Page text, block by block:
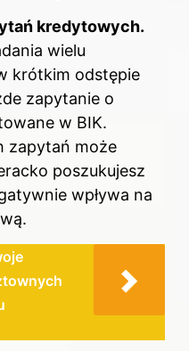
kredytowych.
wielu
krótkim odstępie
zapytanie o
w BIK.
zapytań może
poszukujesz
wpływa na